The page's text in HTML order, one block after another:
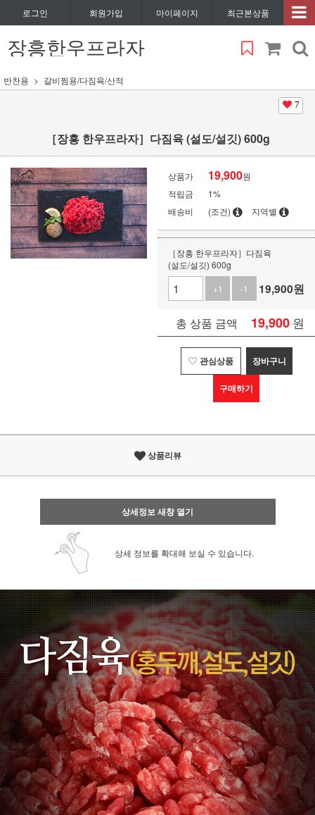
로그인 회원가입 마이페이지 최근본상품
장흥한우프라자
반찬용 갈비찜용/다짐육/산적
7
［장흥 한우프라자］다짐육 (설도/설깃) 600g
상품가 19,900원
적립금
1%
배송비
(조건) 지역별
［장흥 한우프라자］다짐육
(설도/설깃) 600g
+1
-1 19,900원
총 상품 금액 19,900 원
관심상품 장바구니
구매하기
상품리뷰
상세정보 새창 열기
상세 정보를 확대해 보실 수 있습니다.